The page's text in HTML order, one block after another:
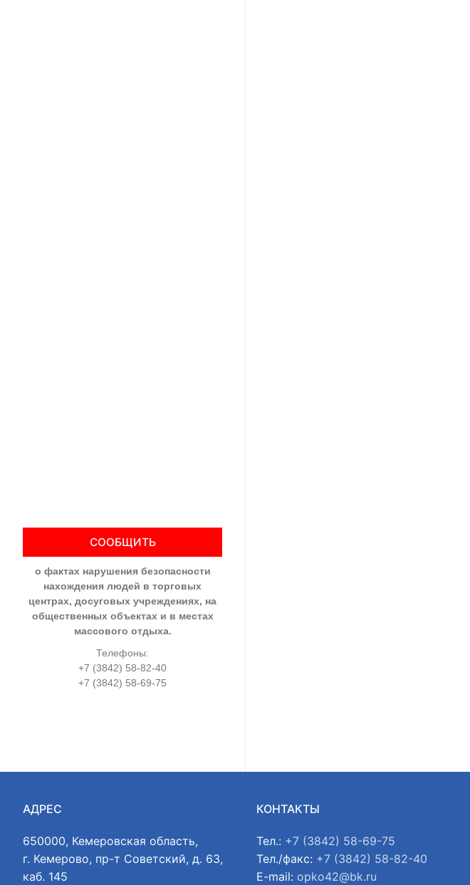
СООБЩИТЬ
о фактах нарушения безопасности
нахождения людей в торговых
центрах, досуговых учреждениях, на
общественных объектах и в местах
массового отдыха.
Телефоны:
+7 (3842) 58-82-40
+7 (3842) 58-69-75
АДРЕС
650000, Кемеровская область,
г. Кемерово, пр-т Советский, д. 63,
каб. 145
КОНТАКТЫ
Тел.: +7 (3842) 58-69-75
Тел./факс: +7 (3842) 58-82-40
E-mail: opko42@bk.ru